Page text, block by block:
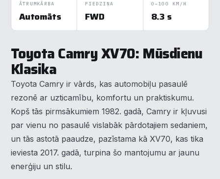
ĀTRUMKĀRBA
Automāts
PIEDZIŅA
FWD
0–100 KM/H
8.3 s
Toyota Camry XV70: Mūsdienu
Klasika
Toyota Camry ir vārds, kas automobiļu pasaulē
rezonē ar uzticamību, komfortu un praktiskumu.
Kopš tās pirmsākumiem 1982. gadā, Camry ir kļuvusi
par vienu no pasaulē vislabāk pārdotajiem sedaniem,
un tās astotā paaudze, pazīstama kā XV70, kas tika
ieviesta 2017. gadā, turpina šo mantojumu ar jaunu
enerģiju un stilu.